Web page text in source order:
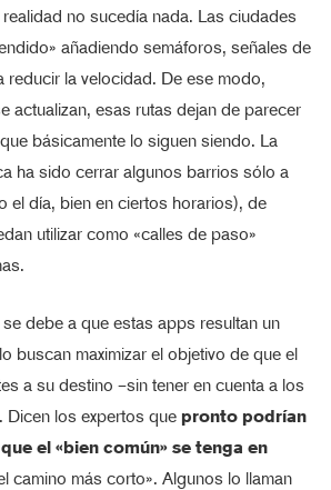
no sucedía nada. Las ciudades
añadiendo semáforos, señales de
reducir la velocidad. De ese modo,
actualizan, esas rutas dejan de parecer
básicamente lo siguen siendo. La
ha sido cerrar algunos barrios sólo a
el día, bien en ciertos horarios), de
utilizar como «calles de paso»
debe a que estas apps resultan un
buscan maximizar el objetivo de que el
a su destino –sin tener en cuenta a los
los expertos que pronto podrían
el «bien común» se tenga en
camino más corto». Algunos lo llaman